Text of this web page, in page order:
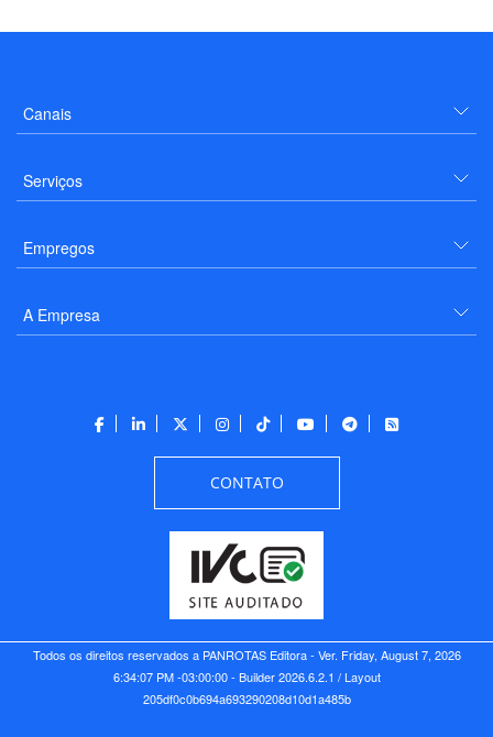
Canais
Serviços
Empregos
A Empresa
CONTATO
Todos os direitos reservados a PANROTAS Editora - Ver. Friday, August 7, 2026
6:34:07 PM -03:00:00 - Builder 2026.6.2.1 / Layout
205df0c0b694a693290208d10d1a485b